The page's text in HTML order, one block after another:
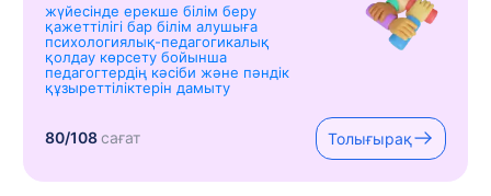
жүйесінде ерекше білім беру
қажеттілігі бар білім алушыға
психологиялық-педагогикалық
қолдау көрсету бойынша
педагогтердің кәсіби және пәндік
құзыреттіліктерін дамыту
80/108сағат Толығырақ